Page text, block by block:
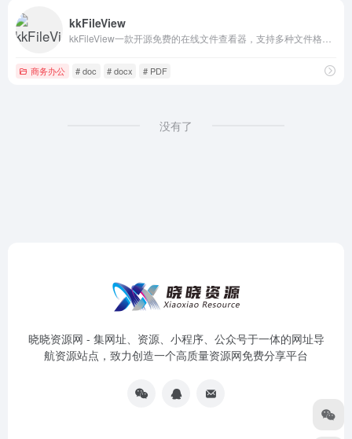
kkFileView
商务办公 # doc # docx # PDF
没有了
晓晓资源网 - 集网址、资源、小程序、公众号于一体的网址导
航资源站点，致力创造一个高质量资源网免费分享平台